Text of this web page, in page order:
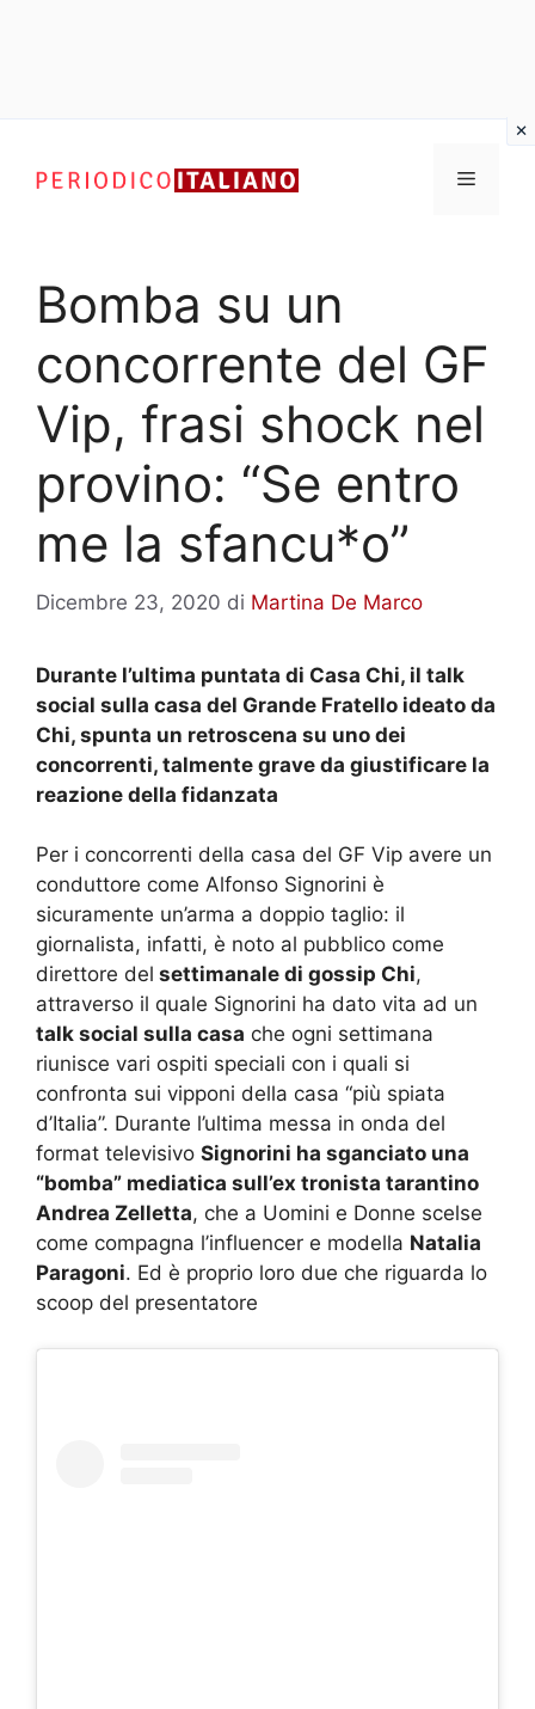
contenuto
Menu
Bomba su un
concorrente del GF
Vip, frasi shock nel
provino: “Se entro
me la sfancu*o”
Dicembre 23, 2020 di Martina De Marco
Durante l’ultima puntata di Casa Chi, il talk
social sulla casa del Grande Fratello ideato da
Chi, spunta un retroscena su uno dei
concorrenti, talmente grave da giustificare la
reazione della fidanzata
Per i concorrenti della casa del GF Vip avere un
conduttore come Alfonso Signorini è
sicuramente un’arma a doppio taglio: il
giornalista, infatti, è noto al pubblico come
direttore del settimanale di gossip Chi,
attraverso il quale Signorini ha dato vita ad un
talk social sulla casa che ogni settimana
riunisce vari ospiti speciali con i quali si
confronta sui vipponi della casa “più spiata
d’Italia”. Durante l’ultima messa in onda del
format televisivo Signorini ha sganciato una
“bomba” mediatica sull’ex tronista tarantino
Andrea Zelletta, che a Uomini e Donne scelse
come compagna l’influencer e modella Natalia
Paragoni. Ed è proprio loro due che riguarda lo
scoop del presentatore